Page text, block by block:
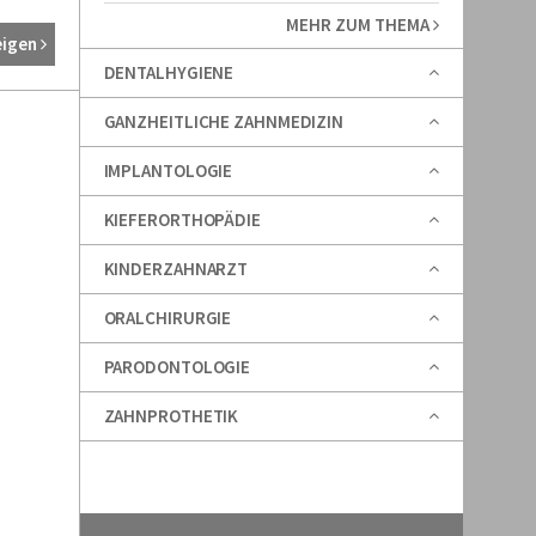
MEHR ZUM THEMA
DENTALHYGIENE
GANZHEITLICHE ZAHNMEDIZIN
IMPLANTOLOGIE
KIEFERORTHOPÄDIE
KINDERZAHNARZT
ORALCHIRURGIE
PARODONTOLOGIE
ZAHNPROTHETIK